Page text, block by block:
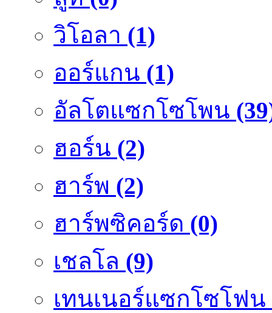
วิโอลา (1)
ออร์แกน (1)
อัลโตแซกโซโพน
ฮอร์น (2)
ฮาร์พ (2)
ฮาร์พซิคอร์ด (0)
เชลโล (9)
เทนเนอร์แซกโซโฟน